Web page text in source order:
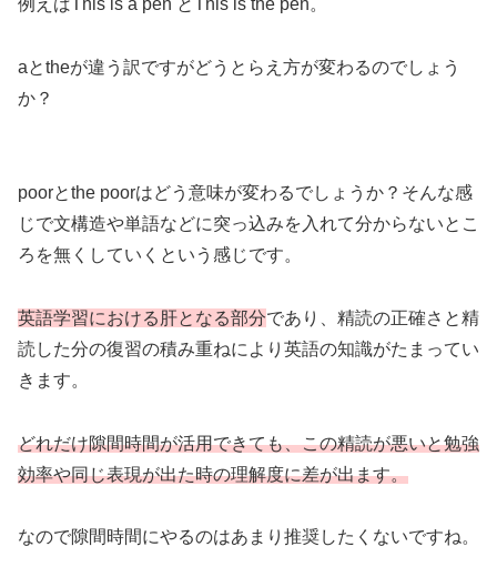
例えばThis is a pen とThis is the pen。
aとtheが違う訳ですがどうとらえ方が変わるのでしょう
か？
poorとthe poorはどう意味が変わるでしょうか？そんな感
じで文構造や単語などに突っ込みを入れて分からないとこ
ろを無くしていくという感じです。
英語学習における肝となる部分であり、精読の正確さと精
読した分の復習の積み重ねにより英語の知識がたまってい
きます。
どれだけ隙間時間が活用できても、この精読が悪いと勉強
効率や同じ表現が出た時の理解度に差が出ます。
なので隙間時間にやるのはあまり推奨したくないですね。